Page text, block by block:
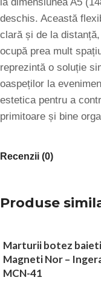
la dimensiunea A5
deschis. Această
clară și de la
ocupă prea mult
reprezintă o soluție
oaspeților la
estetica pentru a
primitoare și bine
Recenzii (0)
Produse
Marturii botez baieti
Magneti Nor –
MCN-41